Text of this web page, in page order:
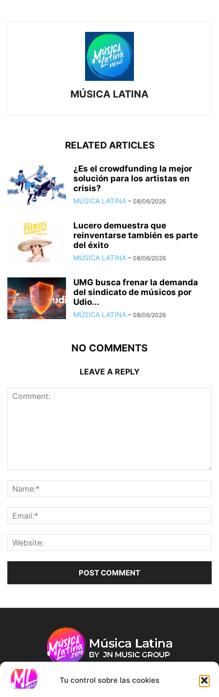
Tu control sobre las cookies
MÚSICA LATINA
RELATED ARTICLES
¿Es el crowdfunding la mejor
solución para los artistas en
crisis?
MÚSICA LATINA - 08/06/2026
Lucero demuestra que
reinventarse también es parte
del éxito
MÚSICA LATINA - 08/06/2026
UMG busca frenar la demanda
del sindicato de músicos por
Udio...
MÚSICA LATINA - 08/06/2026
NO COMMENTS
LEAVE A REPLY